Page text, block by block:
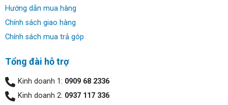
Hướng dẫn mua hàng
Chính sách giao hàng
Chính sách mua trả góp
Tổng đài hỗ trợ
Kinh doanh 1: 0909 68 2336
Kinh doanh 2: 0937 117 336